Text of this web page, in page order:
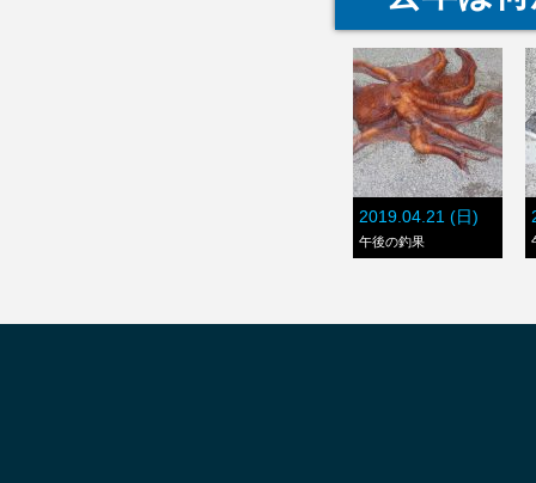
2019.04.21 (日)
午後の釣果